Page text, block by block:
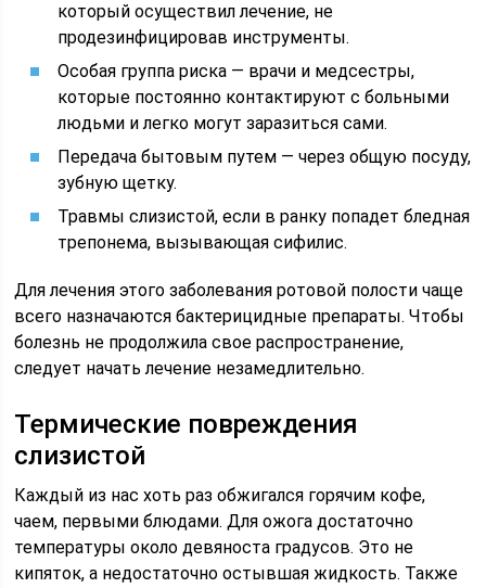
который осуществил лечение, не
продезинфицировав инструменты.
Особая группа риска — врачи и медсестры,
которые постоянно контактируют с больными
людьми и легко могут заразиться сами.
Передача бытовым путем — через общую посуду,
зубную щетку.
Травмы слизистой, если в ранку попадет бледная
трепонема, вызывающая сифилис.
Для лечения этого заболевания ротовой полости чаще
всего назначаются бактерицидные препараты. Чтобы
болезнь не продолжила свое распространение,
следует начать лечение незамедлительно.
Термические повреждения
слизистой
Каждый из нас хоть раз обжигался горячим кофе,
чаем, первыми блюдами. Для ожога достаточно
температуры около девяноста градусов. Это не
кипяток, а недостаточно остывшая жидкость. Также